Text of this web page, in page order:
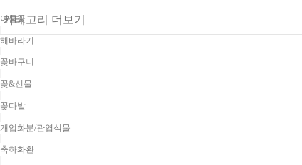
카테고리 더보기
여름꽃
|
해바라기
꽃바구니
꽃&선물
|
꽃다발
|
개업화분/관엽식물
축하화환